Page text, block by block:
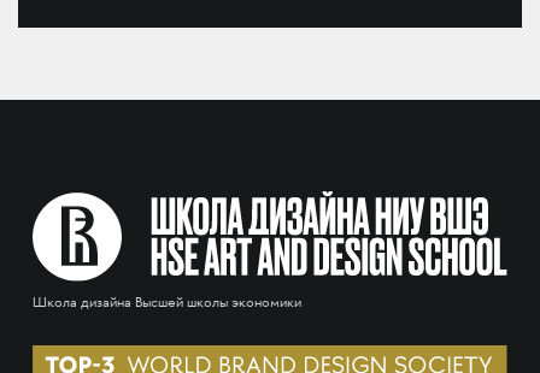
Школа дизайна Высшей школы экономики